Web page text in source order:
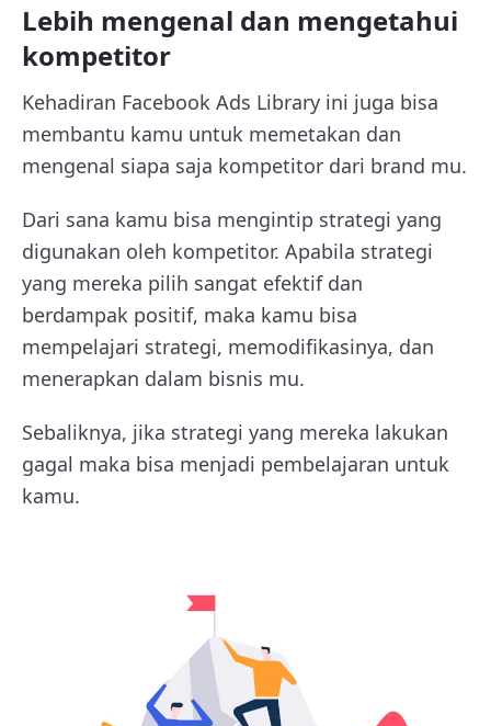
Lebih mengenal dan mengetahui
kompetitor
Kehadiran Facebook Ads Library ini juga bisa
membantu kamu untuk memetakan dan
mengenal siapa saja kompetitor dari brand mu.
Dari sana kamu bisa mengintip strategi yang
digunakan oleh kompetitor. Apabila strategi
yang mereka pilih sangat efektif dan
berdampak positif, maka kamu bisa
mempelajari strategi, memodifikasinya, dan
menerapkan dalam bisnis mu.
Sebaliknya, jika strategi yang mereka lakukan
gagal maka bisa menjadi pembelajaran untuk
kamu.